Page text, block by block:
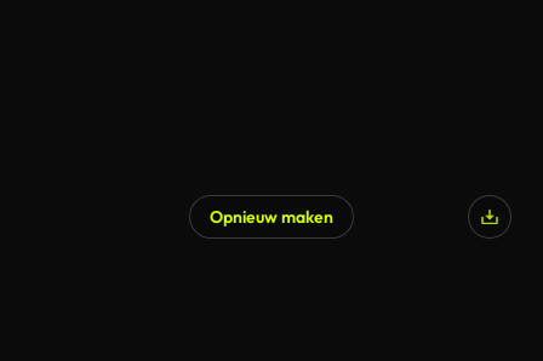
Opnieuw maken